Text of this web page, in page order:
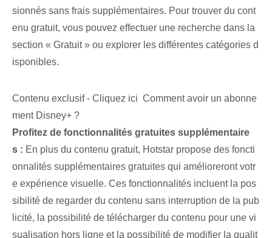
sionnés sans frais supplémentaires. Pour trouver du cont
enu gratuit, vous pouvez effectuer une recherche dans la
section « Gratuit » ou explorer les différentes catégories d
isponibles.
Contenu exclusif - Cliquez ici Comment avoir un abonne
ment Disney+ ?
Profitez de fonctionnalités gratuites supplémentaire
s : ⁤En plus du contenu gratuit, Hotstar propose des foncti
onnalités supplémentaires gratuites qui amélioreront votr
e expérience visuelle. Ces fonctionnalités incluent la pos
sibilité de regarder du contenu sans interruption de la pub
licité, la possibilité de télécharger du contenu pour une vi
sualisation hors ligne et la possibilité de modifier la qualit